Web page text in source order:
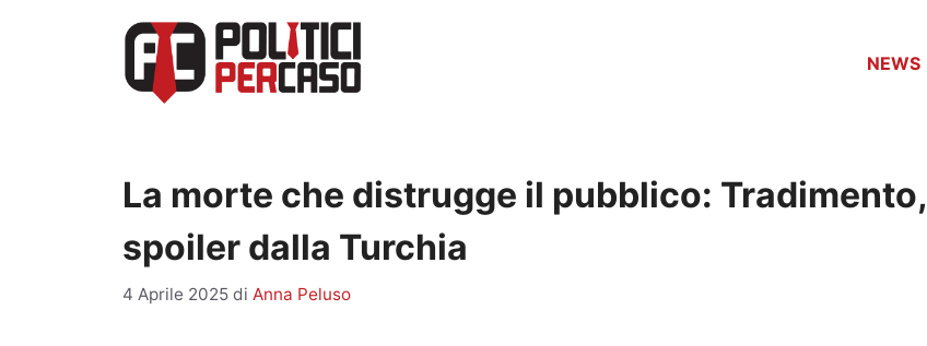
NEWS
La morte che distrugge il pubblico: Tradimento,
spoiler dalla Turchia
4 Aprile 2025 di Anna Peluso